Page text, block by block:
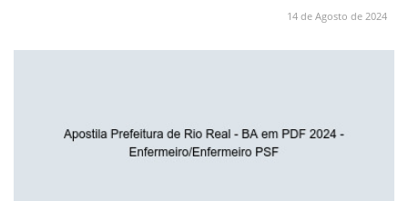
14 de Agosto de 2024